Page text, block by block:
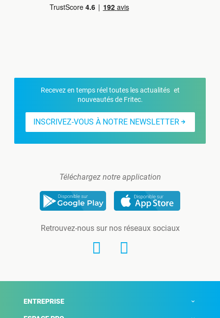
Recevez en temps réel toutes les actualités et
nouveautés de Fritec.
INSCRIVEZ-VOUS À NOTRE NEWSLETTER
Téléchargez notre application
Retrouvez-nous sur nos réseaux sociaux
ENTREPRISE